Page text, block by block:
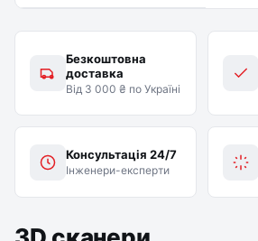
Безкоштовна
доставка
Від 3 000 ₴ по Україні
Консультація 24/7
Інженери-експерти